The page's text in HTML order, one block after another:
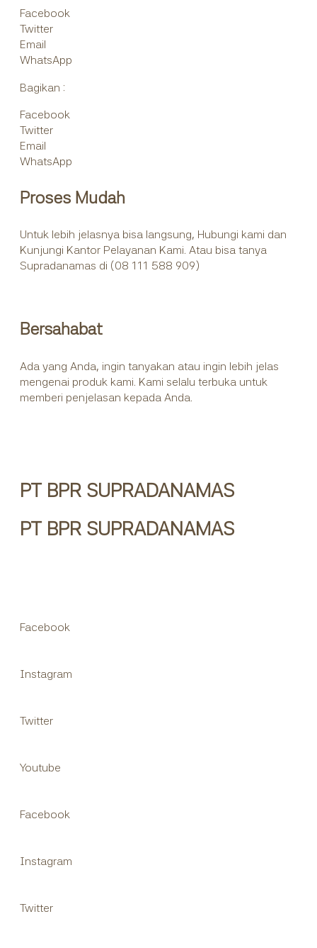
Facebook
Twitter
Email
WhatsApp
Bagikan :
Facebook
Twitter
Email
WhatsApp
Proses Mudah
Untuk lebih jelasnya bisa langsung, Hubungi kami dan
Kunjungi Kantor Pelayanan Kami. Atau bisa tanya
Supradanamas di (08 111 588 909)
Bersahabat
Ada yang Anda, ingin tanyakan atau ingin lebih jelas
mengenai produk kami. Kami selalu terbuka untuk
memberi penjelasan kepada Anda.
PT BPR SUPRADANAMAS
PT BPR SUPRADANAMAS
Facebook
Instagram
Twitter
Youtube
Facebook
Instagram
Twitter